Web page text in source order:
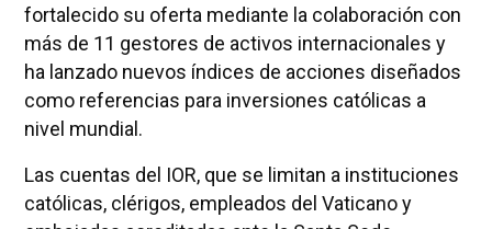
fortalecido su oferta mediante la colaboración con
más de 11 gestores de activos internacionales y
ha lanzado nuevos índices de acciones diseñados
como referencias para inversiones católicas a
nivel mundial.
Las cuentas del IOR, que se limitan a instituciones
católicas, clérigos, empleados del Vaticano y